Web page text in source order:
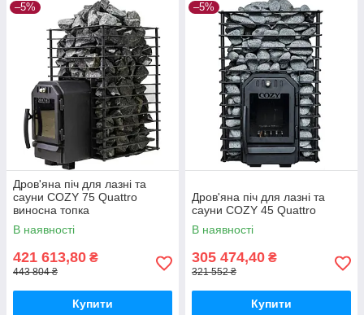
–5%
Дров'яна піч для лазні та
сауни COZY 75 Quattro
виносна топка
В наявності
421 613,80 ₴
443 804 ₴
Купити
–5%
Дров'яна піч для лазні та
сауни COZY 45 Quattro
В наявності
305 474,40 ₴
321 552 ₴
Купити